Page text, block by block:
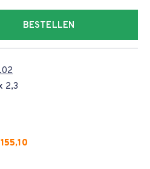
BESTELLEN
2,3